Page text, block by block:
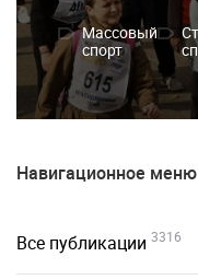
Массовый
спорт
Навигационное меню
Все публикации 3316